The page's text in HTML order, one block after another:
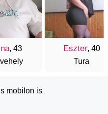
, 43
Eszter, 40
Tura
mobilon is